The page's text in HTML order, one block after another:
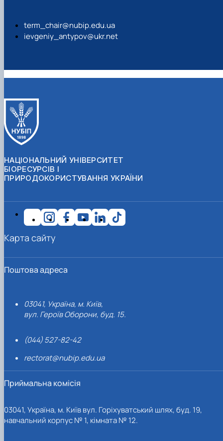
term_chair@nubip.edu.ua
ievgeniy_antypov@ukr.net
НАЦІОНАЛЬНИЙ УНІВЕРСИТЕТ
БІОРЕСУРСІВ І
ПРИРОДОКОРИСТУВАННЯ УКРАЇНИ
Поштова адреса
03041, Україна, м. Київ,
вул. Героїв Оборони, буд. 15.
(044) 527-82-42
rectorat@nubip.edu.ua
Приймальна комісія
03041, Україна, м. Київ вул. Горіхуватський шлях, буд. 19,
навчальний корпус № 1, кімната № 12.
Карта сайту